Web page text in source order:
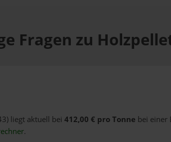
Fragen zu
liegt aktuell bei 412,00 € pro Tonne bei einer
.